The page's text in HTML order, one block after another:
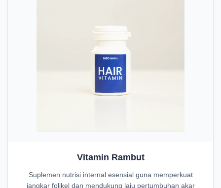
Vitamin Rambut
Suplemen nutrisi internal esensial guna memperkuat
jangkar folikel dan mendukung laju pertumbuhan akar